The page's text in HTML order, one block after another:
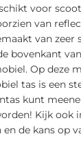
voor
van
van
bovenkant
Op deze
tas is een
kunt
Kijk ook
de kans op